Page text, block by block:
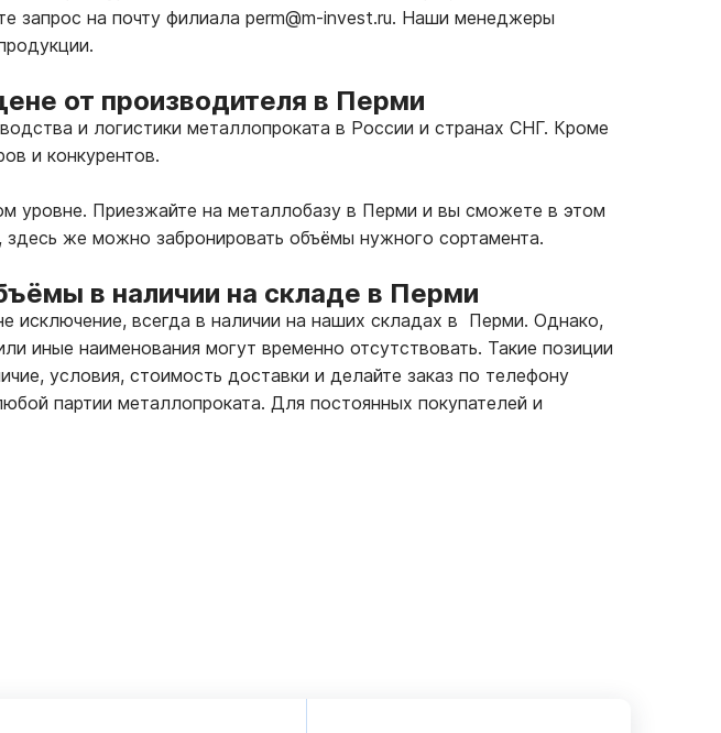
запрос на почту филиала perm@m-invest.ru. Наши менеджеры
от производителя в Перми
и логистики металлопроката в России и странах СНГ. Кроме
и конкурентов.
уровне. Приезжайте на металлобазу в Перми и вы сможете в этом
же можно забронировать объёмы нужного сортамента.
в наличии на складе в Перми
исключение, всегда в наличии на наших складах в Перми. Однако,
иные наименования могут временно отсутствовать. Такие позиции
условия, стоимость доставки и делайте заказ по телефону
партии металлопроката. Для постоянных покупателей и